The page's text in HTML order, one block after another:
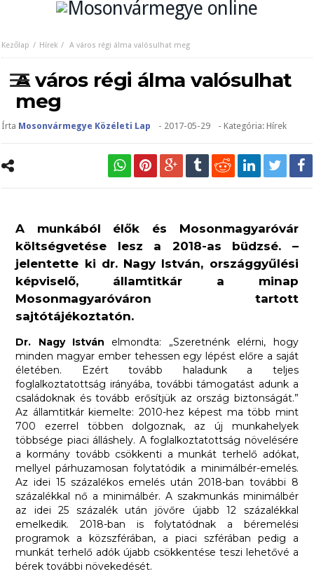
Kezőlap Hírek A város régi álma valósulhat meg
A város régi álma valósulhat
meg
Írta Mosonvármegye Közéleti Lap - 2017-05-29 - Kategória:Hírek
A munkából élők és Mosonmagyaróvár
költségvetése lesz a 2018-as büdzsé. –
jelentette ki dr. Nagy István, országgyűlési
képviselő, államtitkár a minap
Mosonmagyaróváron tartott
sajtótájékoztatón.
Dr. Nagy István elmondta: „Szeretnénk elérni, hogy
minden magyar ember tehessen egy lépést előre a saját
életében. Ezért tovább haladunk a teljes
foglalkoztatottság irányába, további támogatást adunk a
családoknak és tovább erősítjük az ország biztonságát.”
Az államtitkár kiemelte: 2010-hez képest ma több mint
700 ezerrel többen dolgoznak, az új munkahelyek
többsége piaci álláshely. A foglalkoztatottság növelésére
a kormány tovább csökkenti a munkát terhelő adókat,
mellyel párhuzamosan folytatódik a minimálbér-emelés.
Az idei 15 százalékos emelés után 2018-ban további 8
százalékkal nő a minimálbér. A szakmunkás minimálbér
az idei 25 százalék után jövőre újabb 12 százalékkal
emelkedik. 2018-ban is folytatódnak a béremelési
programok a közszférában, a piaci szférában pedig a
munkát terhelő adók újabb csökkentése teszi lehetővé a
bérek további növekedését.